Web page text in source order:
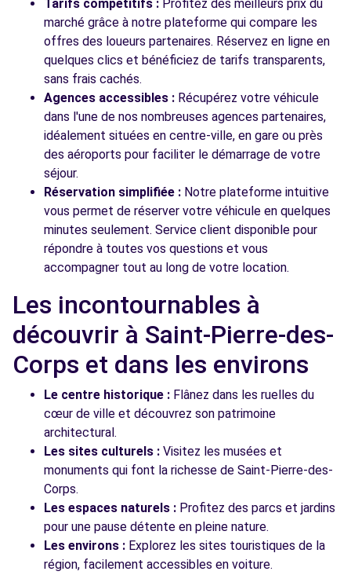
Tarifs compétitifs : Profitez des meilleurs prix du
marché grâce à notre plateforme qui compare les
offres des loueurs partenaires. Réservez en ligne en
quelques clics et bénéficiez de tarifs transparents,
sans frais cachés.
Agences accessibles : Récupérez votre véhicule
dans l'une de nos nombreuses agences partenaires,
idéalement situées en centre-ville, en gare ou près
des aéroports pour faciliter le démarrage de votre
séjour.
Réservation simplifiée : Notre plateforme intuitive
vous permet de réserver votre véhicule en quelques
minutes seulement. Service client disponible pour
répondre à toutes vos questions et vous
accompagner tout au long de votre location.
Les incontournables à
découvrir à Saint-Pierre-des-
Corps et dans les environs
Le centre historique : Flânez dans les ruelles du
cœur de ville et découvrez son patrimoine
architectural.
Les sites culturels : Visitez les musées et
monuments qui font la richesse de Saint-Pierre-des-
Corps.
Les espaces naturels : Profitez des parcs et jardins
pour une pause détente en pleine nature.
Les environs : Explorez les sites touristiques de la
région, facilement accessibles en voiture.